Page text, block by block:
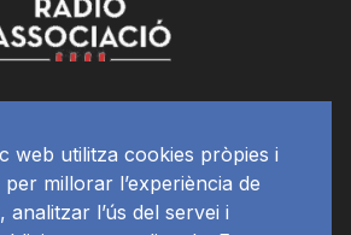
web utilitza cookies pròpies i
millorar l’experiència de
analitzar l’ús del servei i